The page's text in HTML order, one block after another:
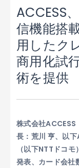
ACCESS
信機能搭
用したク
商用化試
術を提供
株式会社
長：荒川 亨、以
（以下NTTドコ
発表、カード会社